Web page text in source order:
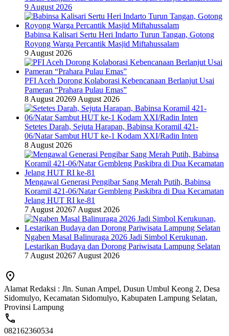
9 August 2026
Babinsa Kalisari Sertu Heri Indarto Turun Tangan, Gotong
Royong Warga Percantik Masjid Miftahussalam
9 August 2026
PFI Aceh Dorong Kolaborasi Kebencanaan Berlanjut Usai
Pameran “Prahara Pulau Emas”
8 August 20269 August 2026
Setetes Darah, Sejuta Harapan, Babinsa Koramil 421-
06/Natar Sambut HUT ke-1 Kodam XXI/Radin Inten
8 August 2026
Mengawal Generasi Pengibar Sang Merah Putih, Babinsa
Koramil 421-06/Natar Gembleng Paskibra di Dua Kecamatan
Jelang HUT RI ke-81
7 August 20267 August 2026
Ngaben Masal Balinuraga 2026 Jadi Simbol Kerukunan,
Lestarikan Budaya dan Dorong Pariwisata Lampung Selatan
7 August 20267 August 2026
Alamat Redaksi : Jln. Sunan Ampel, Dusun Umbul Keong 2, Desa
Sidomulyo, Kecamatan Sidomulyo, Kabupaten Lampung Selatan,
Provinsi Lampung
082162360534